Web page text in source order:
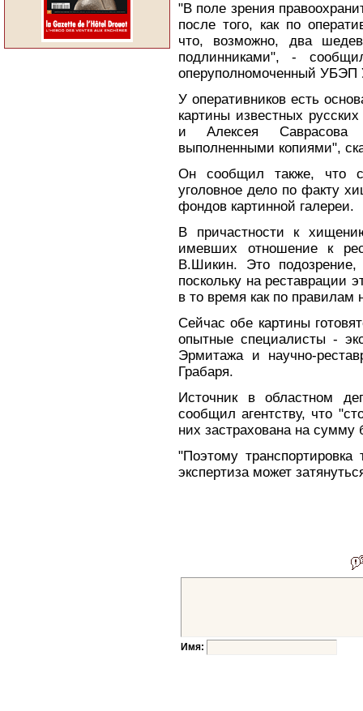
"В поле зрения
после того, как по
что, возможно, два
подлинниками", -
оперуполномоченный
У оперативников есть
картины известных
и Алексея
выполненными копиями",
Он сообщил также, что
уголовное дело по факту
фондов картинной галереи.
В причастности к
имевших отношение к
В.Шикин. Это подозрение,
поскольку на реставрации
в то время как по правилам
Сейчас обе картины
опытные специалисты -
Эрмитажа и научно-
Грабаря.
Источник в областном
сообщил агентству, что
них застрахована на
"Поэтому
экспертиза может
Имя: